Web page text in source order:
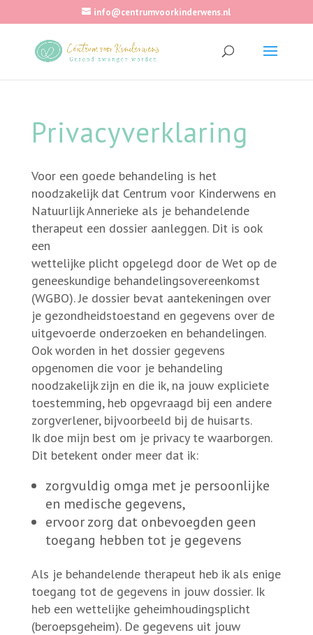
info@centrumvoorkinderwens.nl
Privacyverklaring
Voor een goede behandeling is het
noodzakelijk dat Centrum voor Kinderwens en
Natuurlijk Annerieke als je behandelende
therapeut een dossier aanleggen. Dit is ook
een
wettelijke plicht opgelegd door de Wet op de
geneeskundige behandelingsovereenkomst
(WGBO). Je dossier bevat aantekeningen over
je gezondheidstoestand en gegevens over de
uitgevoerde onderzoeken en behandelingen.
Ook worden in het dossier gegevens
opgenomen die voor je behandeling
noodzakelijk zijn en die ik, na jouw expliciete
toestemming, heb opgevraagd bij een andere
zorgverlener, bijvoorbeeld bij de huisarts.
Ik doe mijn best om je privacy te waarborgen.
Dit betekent onder meer dat ik:
zorgvuldig omga met je persoonlijke
en medische gegevens,
ervoor zorg dat onbevoegden geen
toegang hebben tot je gegevens
Als je behandelende therapeut heb ik als enige
toegang tot de gegevens in jouw dossier. Ik
heb een wettelijke geheimhoudingsplicht
(beroepsgeheim). De gegevens uit jouw